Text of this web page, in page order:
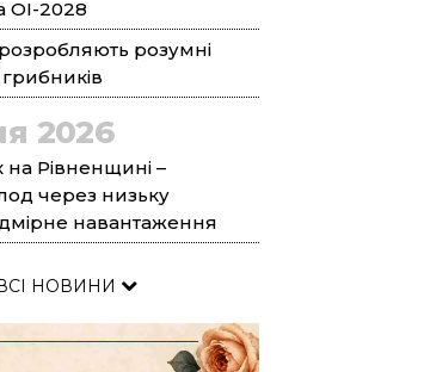
ОІ-2028
розумні
2026
на Рівненщині –
через низьку
навантаження
НОВИНИ